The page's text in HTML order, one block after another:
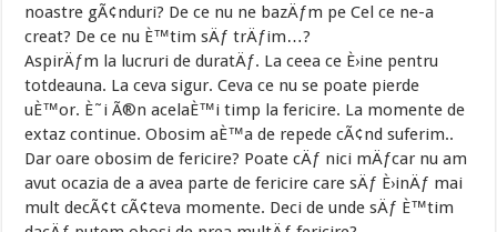
noastre gÃ¢nduri? De ce nu ne bazÄƒm pe Cel ce ne-a
creat? De ce nu È™tim sÄƒ trÄƒim…?
AspirÄƒm la lucruri de duratÄƒ. La ceea ce È›ine pentru
totdeauna. La ceva sigur. Ceva ce nu se poate pierde
uÈ™or. È˜i Ã®n acelaÈ™i timp la fericire. La momente de
extaz continue. Obosim aÈ™a de repede cÃ¢nd suferim..
Dar oare obosim de fericire? Poate cÄƒ nici mÄƒcar nu am
avut ocazia de a avea parte de fericire care sÄƒ È›inÄƒ mai
mult decÃ¢t cÃ¢teva momente. Deci de unde sÄƒ È™tim